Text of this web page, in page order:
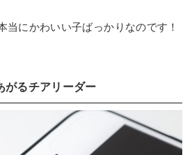
当にかわいい子ばっかりなのです！
がるチアリーダー